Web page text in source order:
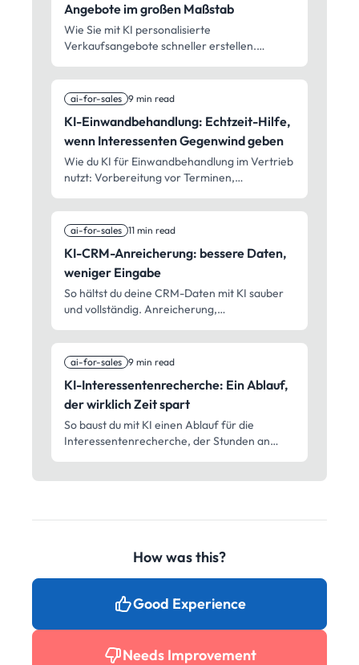
Angebote im großen Maßstab
Wie Sie mit KI personalisierte
Verkaufsangebote schneller erstellen.
wirklich funktionieren.
ai-for-sales 9 min read
KI-Einwandbehandlung: Echtzeit-Hilfe,
wenn Interessenten Gegenwind geben
Wie du KI für Einwandbehandlung im Vertrieb
nutzt: Vorbereitung vor Terminen,
der Aufbau deines Einwand-Leitfadens.
ai-for-sales 11 min read
KI-CRM-Anreicherung: bessere Daten,
weniger Eingabe
So hältst du deine CRM-Daten mit KI sauber
und vollständig. Anreicherung,
Handarbeit.
ai-for-sales 9 min read
KI-Interessentenrecherche: Ein Ablauf,
der wirklich Zeit spart
So baust du mit KI einen Ablauf für die
Interessentenrecherche, der Stunden an
How was this?
Good Experience
Needs Improvement